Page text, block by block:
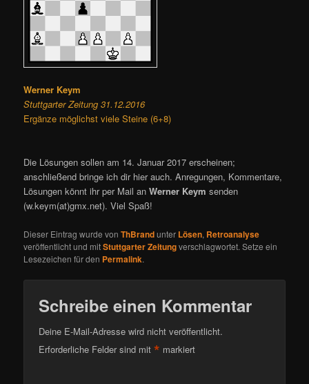
Werner Keym
Stuttgarter Zeitung 31.12.2016
Ergänze möglichst viele Steine (6+8)
Die Lösungen sollen am 14. Januar 2017 erscheinen;
anschließend bringe ich dir hier auch. Anregungen, Kommentare,
Lösungen könnt ihr per Mail anWerner Keym senden
(w.keym(at)gmx.net). Viel Spaß!
Dieser Eintrag wurde vonThBrandunter Lösen, Retroanalyse
veröffentlicht und mitStuttgarter Zeitungverschlagwortet. Setze ein
Lesezeichen für den Permalink.
Schreibe einen Kommentar
Deine E-Mail-Adresse wird nicht veröffentlicht.
Erforderliche Felder sind mit* markiert